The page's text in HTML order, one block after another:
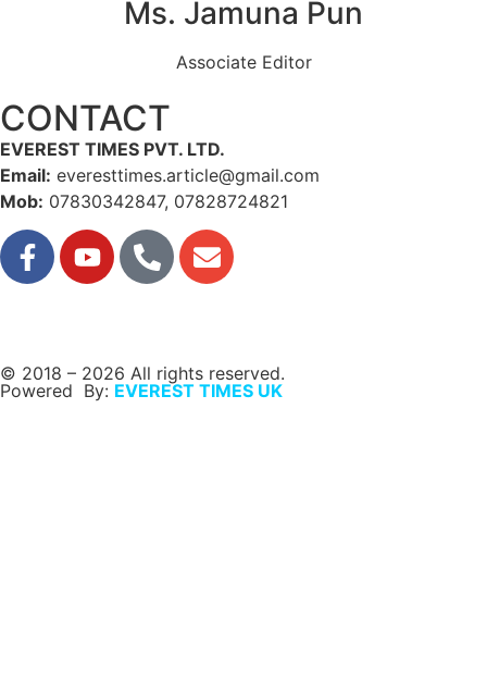
Ms. Jamuna Pun
Associate Editor
CONTACT
EVEREST TIMES PVT. LTD.
Email: everesttimes.article@gmail.com
Mob: 07830342847, 07828724821
© 2018 – 2026 All rights reserved.
Powered By: EVEREST TIMES UK